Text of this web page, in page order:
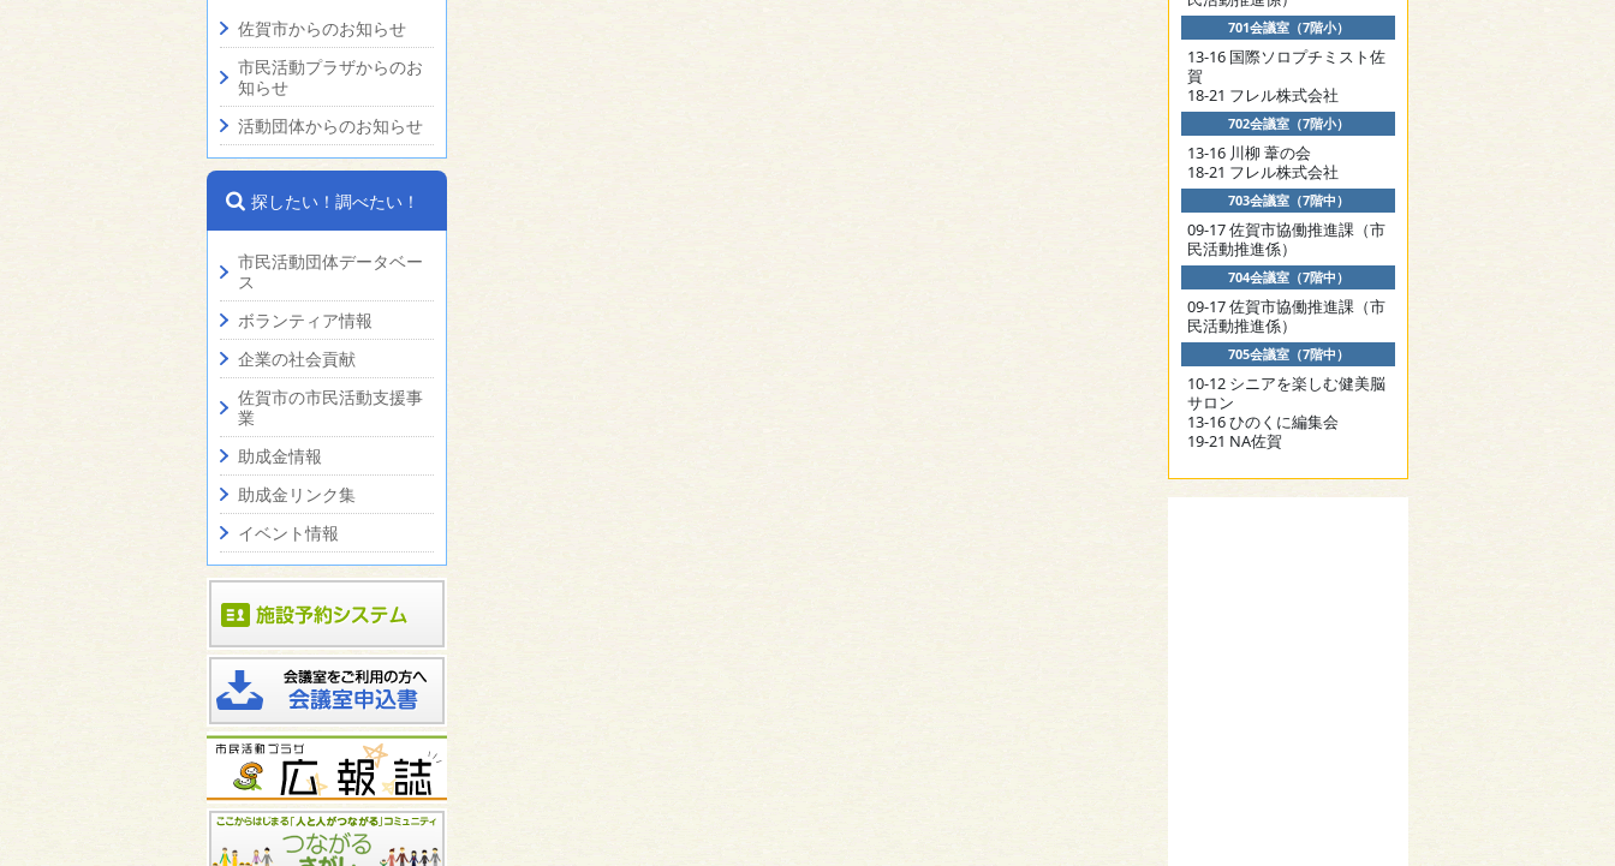
佐賀市からのお知らせ
市民活動プラザからのお
知らせ
活動団体からのお知らせ
探したい！調べたい！
市民活動団体データベー
ス
ボランティア情報
企業の社会貢献
佐賀市の市民活動支援事
業
助成金情報
助成金リンク集
イベント情報
701会議室（7階小）
13-16 国際ソロプチミスト佐
賀
18-21 フレル株式会社
702会議室（7階小）
13-16 川柳 葦の会
18-21 フレル株式会社
703会議室（7階中）
09-17 佐賀市協働推進課（市
民活動推進係）
704会議室（7階中）
09-17 佐賀市協働推進課（市
民活動推進係）
705会議室（7階中）
10-12 シニアを楽しむ健美脳
サロン
13-16 ひのくに編集会
19-21 NA佐賀